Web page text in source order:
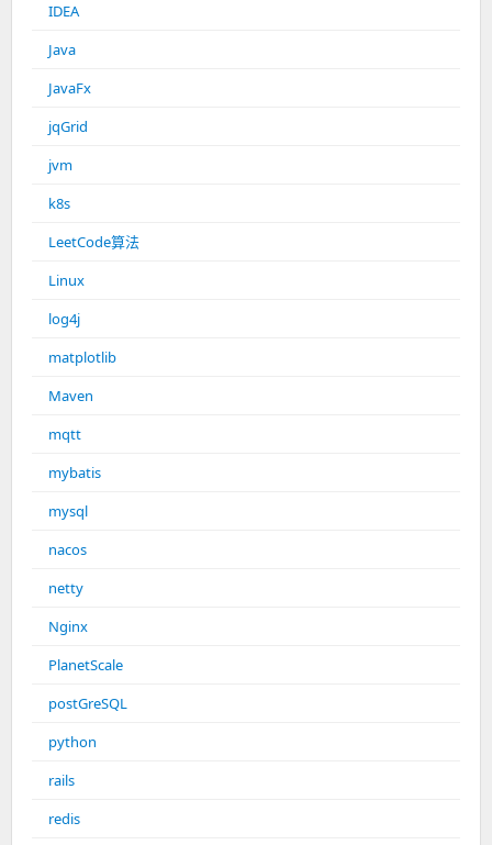
IDEA
Java
JavaFx
jqGrid
jvm
k8s
LeetCode算法
Linux
log4j
matplotlib
Maven
mqtt
mybatis
mysql
nacos
netty
Nginx
PlanetScale
postGreSQL
python
rails
redis